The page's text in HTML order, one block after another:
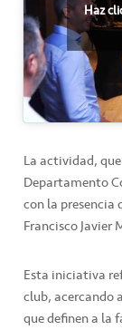
Haz
La actividad,
Departamento
con la presencia
Francisco Javier
Esta iniciativa
club, acercando
que definen a la